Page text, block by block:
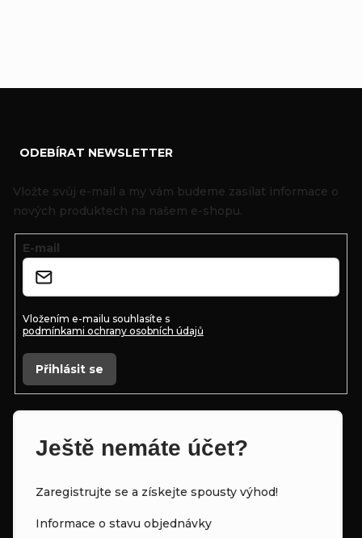
ODEBÍRAT NEWSLETTER
Vložte svůj e-mail a my vám budeme zasílat informace o
nových produktech na našem e-shopu.
E-mail
Vložením e-mailu souhlasíte s
podmínkami ochrany osobních údajů
Přihlásit se
Ještě nemáte účet?
Zaregistrujte se a získejte spousty výhod!
Informace o stavu objednávky